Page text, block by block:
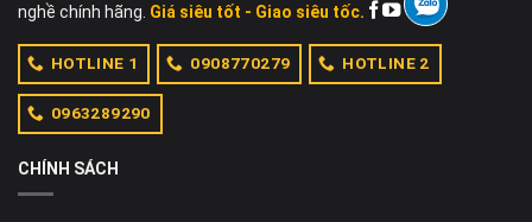
nghề chính hãng. Giá siêu tốt - Giao siêu tốc.
HOTLINE 1 0908770279 HOTLINE 2
0963289290
CHÍNH SÁCH